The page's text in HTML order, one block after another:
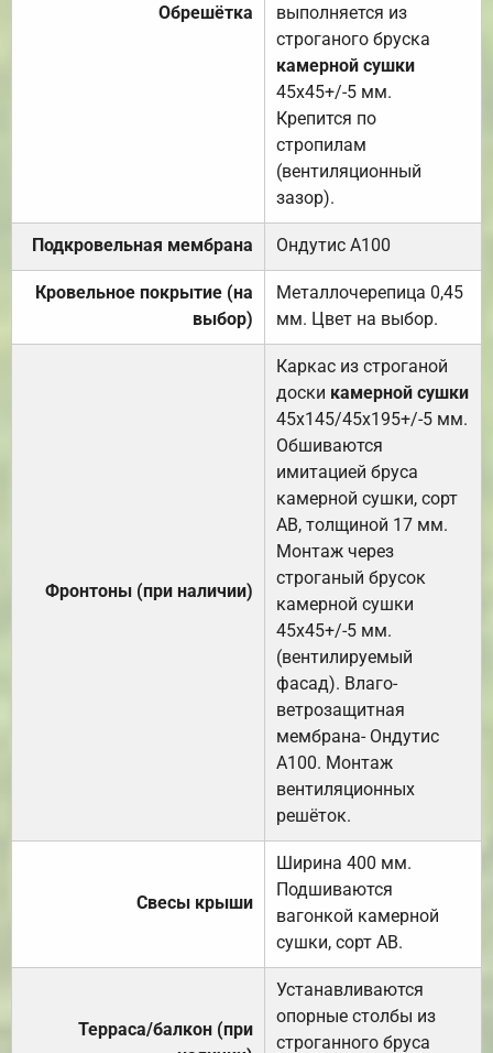
Обрешётка
выполняется из
строганого бруска
камерной сушки
45х45+/-5 мм.
Крепится по
стропилам
(вентиляционный
зазор).
Подкровельная мембрана Ондутис А100
Кровельное покрытие (на
выбор)
Металлочерепица 0,45
мм. Цвет на выбор.
Фронтоны (при наличии)
Каркас из строганой
доски камерной сушки
45х145/45х195+/-5 мм.
Обшиваются
имитацией бруса
камерной сушки, сорт
АВ, толщиной 17 мм.
Монтаж через
строганый брусок
камерной сушки
45х45+/-5 мм.
(вентилируемый
фасад). Влаго-
ветрозащитная
мембрана- Ондутис
А100. Монтаж
вентиляционных
решёток.
Свесы крыши
Ширина 400 мм.
Подшиваются
вагонкой камерной
сушки, сорт АВ.
Терраса/балкон (при
Устанавливаются
опорные столбы из
строганного бруса